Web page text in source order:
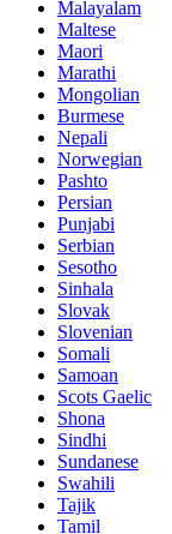
Malayalam
Maltese
Maori
Marathi
Mongolian
Burmese
Nepali
Norwegian
Pashto
Persian
Punjabi
Serbian
Sesotho
Sinhala
Slovak
Slovenian
Somali
Samoan
Scots Gaelic
Shona
Sindhi
Sundanese
Swahili
Tajik
Tamil